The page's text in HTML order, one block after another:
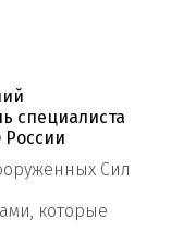
специалиста
Сил
которые